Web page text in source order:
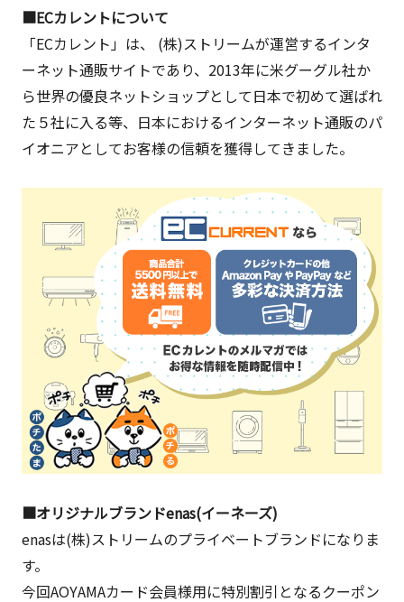
■ECカレントについて
「ECカレント」は、 (株)ストリームが運営するインタ
ーネット通販サイトであり、2013年に米グーグル社か
ら世界の優良ネットショップとして日本で初めて選ばれ
た５社に入る等、日本におけるインターネット通販のパ
イオニアとしてお客様の信頼を獲得してきました。
■オリジナルブランドenas(イーネーズ)
enasは(株)ストリームのプライベートブランドになりま
す。
今回AOYAMAカード会員様用に特別割引となるクーポン